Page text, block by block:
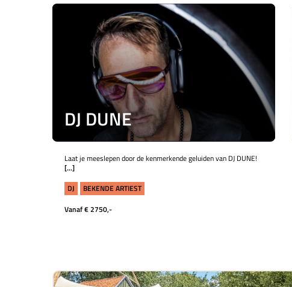
DJ DUNE
Laat je meeslepen door de kenmerkende geluiden van DJ DUNE!
[...]
DJ
BEKENDE ARTIEST
Vanaf € 2750,-